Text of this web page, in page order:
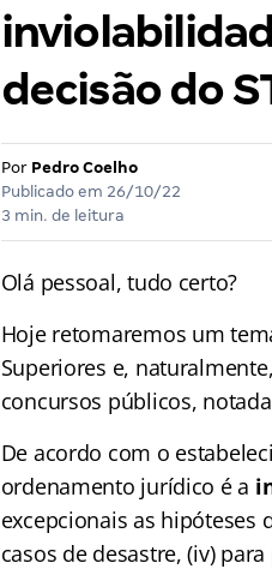
decisão do
Por Pedro Coelho
Publicado em 26/10/22
3 min. de leitura
Olá pessoal, tudo certo?
Hoje retomaremos um
Superiores e,
concursos públicos,
De acordo com o
ordenamento jurídico é a
excepcionais as hipóteses
casos de desastre, (iv)